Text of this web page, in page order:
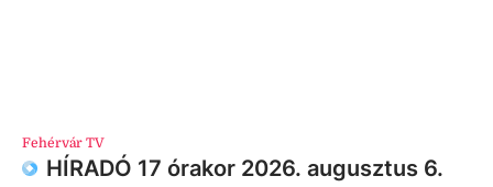
Fehérvár TV
HÍRADÓ 17 órakor 2026. augusztus 6.